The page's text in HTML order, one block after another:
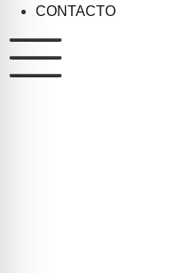
CONTACTO